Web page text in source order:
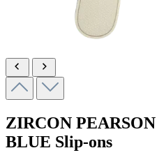
ZIRCON PEARSON
BLUE Slip-ons